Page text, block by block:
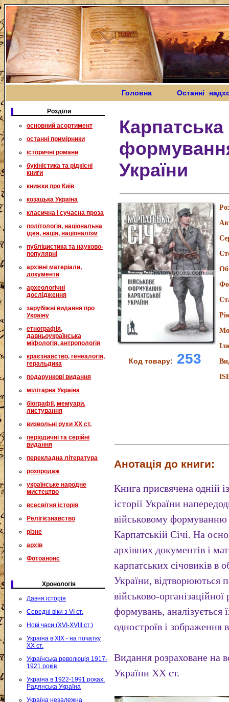
Головна Останні
Розділи
основний асортимент
останні примірники
історичні романи
букіністика та рідкісні
книги
книжки про Київ
козацька Україна
класична і сучасна проза
політологія, національна
ідея, нація, націоналізм
публіцистика та науково-
популярні
архівні матеріали,
документи
археологічні
дослідження
зарубіжні видання про
Україну
етнографія,
давньоукраїнська
міфологія, антропологія
краєзнавство, генеалогія,
геральдика
подарункові видання
мілітарна Україна
біографії, мемуари,
листування
визвольні рухи XX ст.
періодичні та серійні
видання
перекладна література
розпродаж
українське народне
мистецтво
всесвітня історія
Релігієзнавство
різне
архів
Фотоанонс
Хронологія
Давня історія
Середні віки з VI ст.
Нові часи (XVI-XVIII ст.)
Україна в XIX - на початку
XX ст.
Українська революція 1917-
1921 років
Україна в 1922-1991 роках.
Радянська Україна
Україна незалежна
Карпатська
України
Код товару: 253
Анотація до книги:
Книга присвячена одній
історії України
військовому формуванню
Карпатській Січі. На
архівних документів і
карпатських січовиків в
України, відтворюються
військово-
формувань, аналізується
одностроїв і зображення
Видання розраховане на
України XX ст.